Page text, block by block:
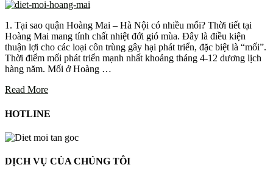
1. Tại sao quận Hoàng Mai – Hà Nội có nhiều mối? Thời tiết tại
Hoàng Mai mang tính chất nhiệt đới gió mùa. Đây là điều kiện
thuận lợi cho các loại côn trùng gây hại phát triển, đặc biệt là “mối”.
Thời điểm mối phát triển mạnh nhất khoảng tháng 4-12 dương lịch
hàng năm. Mối ở Hoàng …
Read More
HOTLINE
DỊCH VỤ CỦA CHÚNG TÔI